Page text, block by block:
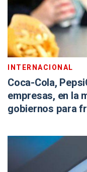
INTERNACIONAL
Coca-Cola,
empresas, en la
gobiernos para